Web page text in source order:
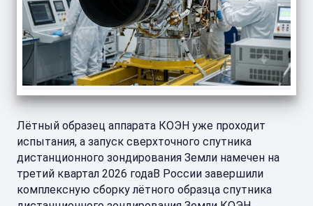
Лётный образец аппарата КОЭН уже проходит
испытания, а запуск сверхточного спутника
дистанционного зондирования Земли намечен на
третий квартал 2026 годаВ России завершили
комплексную сборку лётного образца спутника